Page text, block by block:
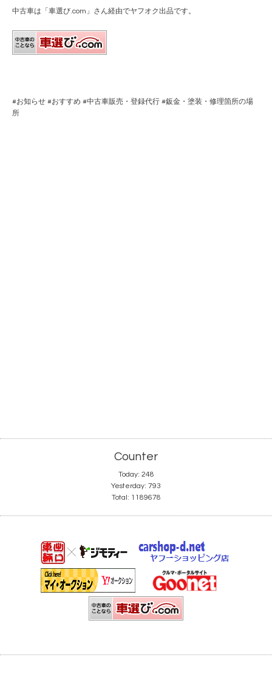
中古車は「車選び.com」さん経由でヤフオク出品です。
#お知らせ #おすすめ #中古車販売・登録代行 #鈑金・塗装・修理箇所の場
所
Counter
Today: 248
Yesterday: 793
Total: 1189678